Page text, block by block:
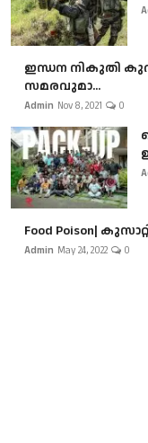
ഇന്ധന നികുതി
സമരവുമാ...
Admin Nov 8, 2021 0
Food Poison|
Admin May 24, 2022 0